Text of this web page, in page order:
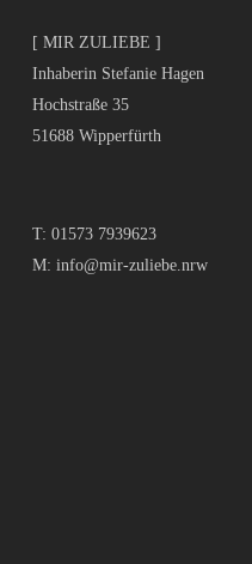
[ MIR ZULIEBE ]
Inhaberin Stefanie Hagen
Hochstraße 35
51688 Wipperfürth
T: 01573 7939623
M: info@mir-zuliebe.nrw